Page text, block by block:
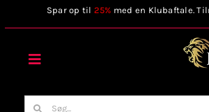
to
Spar op til 25% med en Klubaftale.
Toggle
Forside
Søg